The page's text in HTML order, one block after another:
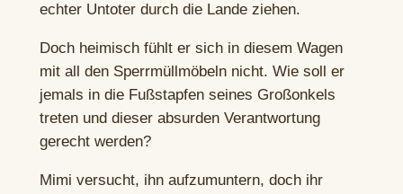
echter Untoter durch die Lande ziehen.
Doch heimisch fühlt er sich in diesem Wagen
mit all den Sperrmüllmöbeln nicht. Wie soll er
jemals in die Fußstapfen seines Großonkels
treten und dieser absurden Verantwortung
gerecht werden?
Mimi versucht, ihn aufzumuntern, doch ihr